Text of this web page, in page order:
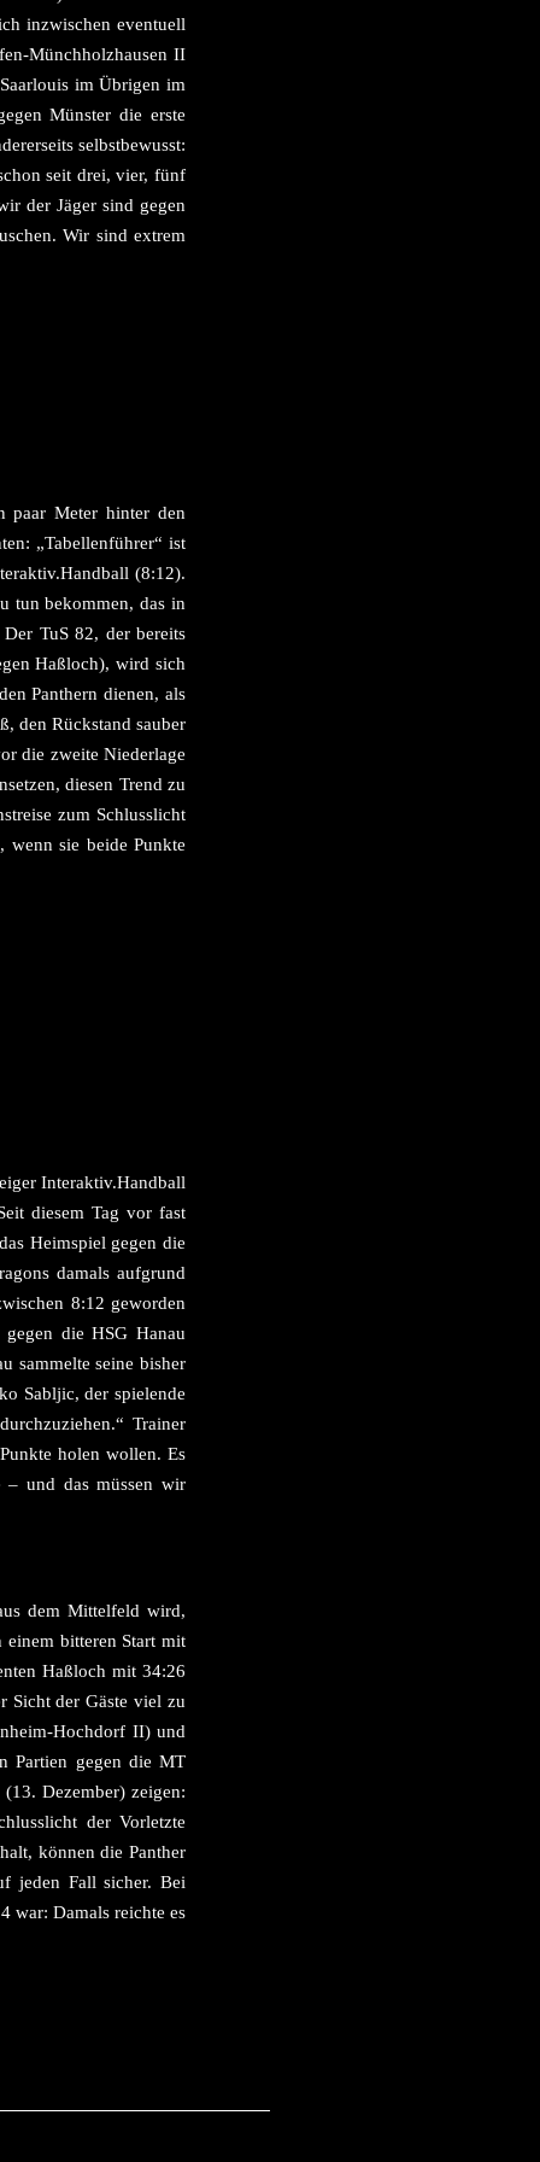
inzwischen eventuell
Münchholzhausen II
im Übrigen im
Münster die erste
selbstbewusst:
seit drei, vier, fünf
der Jäger sind gegen
Wir sind extrem
paar Meter hinter den
„Tabellenführer“ ist
(8:12).
tun bekommen, das in
TuS 82, der bereits
Haßloch), wird sich
Panthern dienen, als
den Rückstand sauber
die zweite Niederlage
diesen Trend zu
zum Schlusslicht
wenn sie beide Punkte
Interaktiv.Handball
diesem Tag vor fast
Heimspiel gegen die
damals aufgrund
8:12 geworden
die HSG Hanau
sammelte seine bisher
Sabljic, der spielende
Trainer
holen wollen. Es
– und das müssen wir
dem Mittelfeld wird,
einem bitteren Start mit
Haßloch mit 34:26
Sicht der Gäste viel zu
Hochdorf II) und
Partien gegen die MT
Dezember) zeigen:
der Vorletzte
können die Panther
jeden Fall sicher. Bei
war: Damals reichte es